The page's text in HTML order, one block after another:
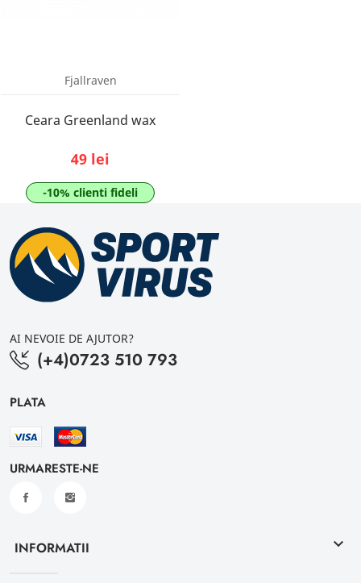
Fjallraven
Ceara Greenland wax
49 lei
-10% clienti fideli
AI NEVOIE DE AJUTOR?
(+4)0723 510 793
PLATA
URMARESTE-NE
INFORMATII keyboard_arrow_down